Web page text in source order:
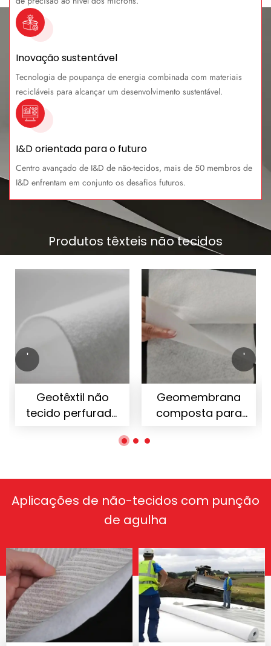
Inovação sustentável
Tecnologia de poupança de energia combinada com materiais
recicláveis para alcançar um desenvolvimento sustentável.
I&D orientada para o futuro
Centro avançado de I&D de não-tecidos, mais de 50 membros de
I&D enfrentam em conjunto os desafios futuros.
Produtos têxteis não tecidos
Geotêxtil não
tecido perfurado
Geomembrana
composta para
' '
Aplicações de não-tecidos com punção
de agulha